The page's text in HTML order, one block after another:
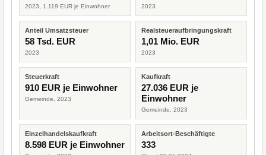
2023, 1.119 EUR je Einwohner 2023
Anteil Umsatzsteuer
58 Tsd. EUR
2023
Realsteueraufbringungskraft
1,01 Mio. EUR
2023
Steuerkraft
910 EUR je Einwohner
Gemeinde, 2023
Kaufkraft
27.036 EUR je
Einwohner
Gemeinde, 2023
Einzelhandelskaufkraft
8.598 EUR je Einwohner
Arbeitsort-Beschäftigte
333